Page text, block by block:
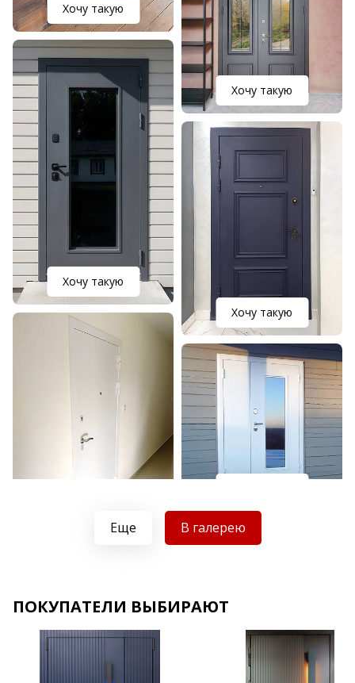
Хочу такую
Хочу такую
Хочу такую
Хочу такую
Хочу такую
Еще В галерею
ПОКУПАТЕЛИ ВЫБИРАЮТ